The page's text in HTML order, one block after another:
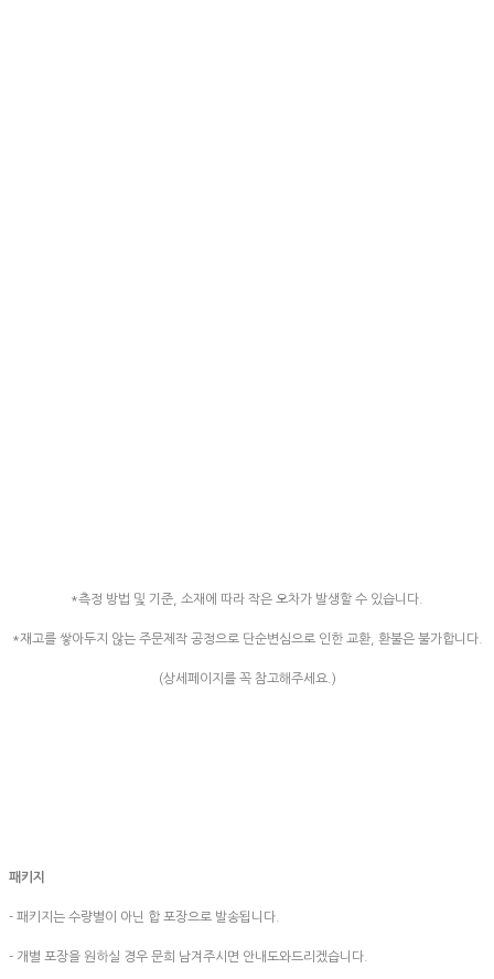
*측정 방법 및 기준, 소재에 따라 작은 오차가 발생할 수 있습니다.
*재고를 쌓아두지 않는 주문제작 공정으로 단순변심으로 인한 교환, 환불은 불가합니다.
(상세페이지를 꼭 참고해주세요.)
패키지
- 패키지는 수량별이 아닌 합 포장으로 발송됩니다.
- 개별 포장을 원하실 경우 문희 남겨주시면 안내도와드리겠습니다.